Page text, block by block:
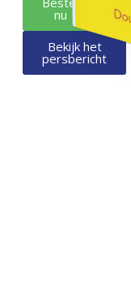
nu
Bekijk het
persbericht